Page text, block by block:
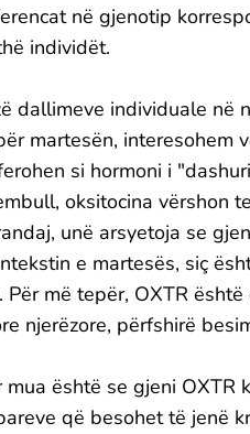
në gjenotip
individët.
dallimeve individuale në
martesën, interesohem
si hormoni i
oksitocina vërshon
unë arsyetoja se
e martesës, siç
më tepër, OXTR
njerëzore, përfshirë
është se gjeni
që besohet të jenë